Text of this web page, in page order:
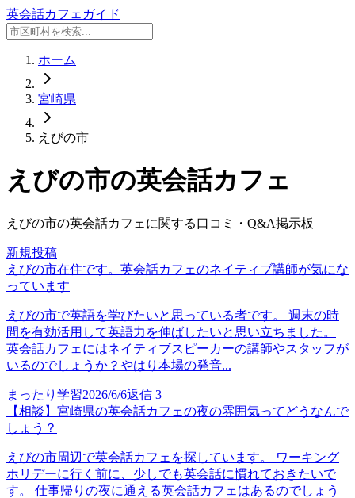
英会話カフェガイド
ホーム
宮崎県
えびの市
えびの市の英会話カフェ
えびの市の英会話カフェに関する口コミ・Q&A掲示板
新規投稿
えびの市在住です。英会話カフェのネイティブ講師が気にな
っています
えびの市で英語を学びたいと思っている者です。 週末の時
間を有効活用して英語力を伸ばしたいと思い立ちました。
英会話カフェにはネイティブスピーカーの講師やスタッフが
いるのでしょうか？やはり本場の発音...
まったり学習2026/6/6返信 3
【相談】宮崎県の英会話カフェの夜の雰囲気ってどうなんで
しょう？
えびの市周辺で英会話カフェを探しています。 ワーキング
ホリデーに行く前に、少しでも英会話に慣れておきたいで
す。 仕事帰りの夜に通える英会話カフェはあるのでしょう